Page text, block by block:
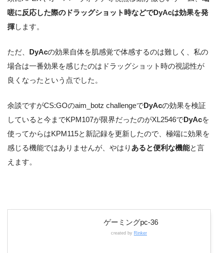
嗟に反応した際のドラッグショット時などでDyAcは効果を発
揮します。
ただ、 DyAcの効果自体を肌感覚で体感するのは難しく、私の
場合は一番効果を感じたのはドラッグショット時の視認性が
良くなったという点でした。
余談ですがCS:GOのaim_botz challengeでDyAcの効果を検証
していると今までKPM107が限界だったのがXL2546でDyAcを
使ってからはKPM115と新記録を更新したので、極端に効果を
感じる機能ではありませんが、やはり あると便利な機能と言
えます。
ゲーミングpc-36
created by Rinker